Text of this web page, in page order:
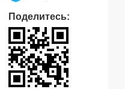
Поделитесь: